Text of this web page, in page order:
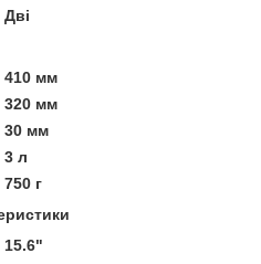
Дві
410 мм
320 мм
30 мм
3 л
750 г
15.6"